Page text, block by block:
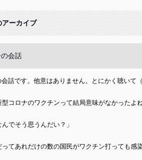
アーカイブ
会話
話です。他意はありません。とにかく聴いて
コロナのワクチンって結局意味がなかったよね
でそう思うんだい？」
てあれだけの数の国民がワクチン打っても感